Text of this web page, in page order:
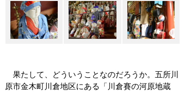
果たして、どういうことなのだろうか。五所川
原市金木町川倉地区にある「川倉賽の河原地蔵